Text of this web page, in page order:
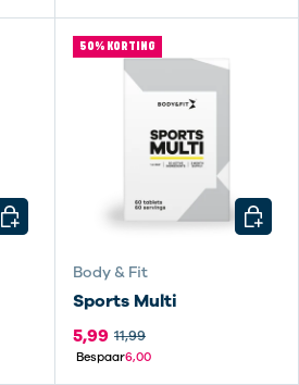
KIES MOGELIJKHEDEN
50% KORTING
Body & Fit
Sports Multi
5,99 11,99
Bespaar6,00
KIES